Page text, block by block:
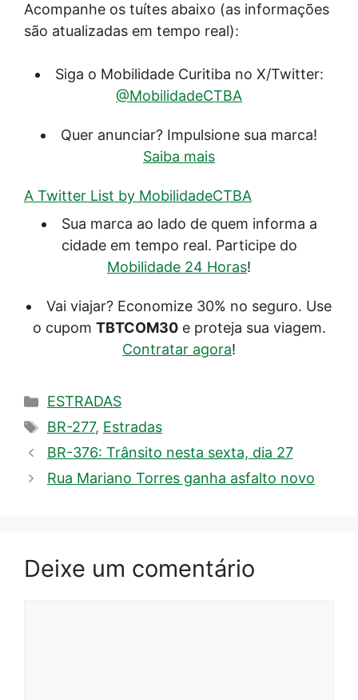
Acompanhe os tuítes abaixo (as informações
são atualizadas em tempo real):
Siga o Mobilidade Curitiba no X/Twitter:
@MobilidadeCTBA
Quer anunciar? Impulsione sua marca!
Saiba mais
A Twitter List by MobilidadeCTBA
Sua marca ao lado de quem informa a
cidade em tempo real. Participe do
Mobilidade 24 Horas!
Vai viajar? Economize 30% no seguro. Use
o cupom TBTCOM30e proteja sua viagem.
Contratar agora!
Categorias
ESTRADAS
Tags
BR-277, Estradas
BR-376: Trânsito nesta sexta, dia 27
Rua Mariano Torres ganha asfalto novo
Deixe um comentário